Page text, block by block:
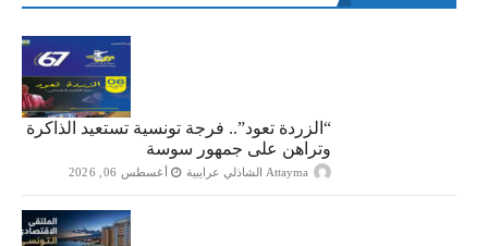
“الزردة تعود”.. فرجة تونسية تستعيد الذاكرة
وتراهن على جمهور سوسة
Attayma الشاذلي عرايبية أغسطس 06, 2026